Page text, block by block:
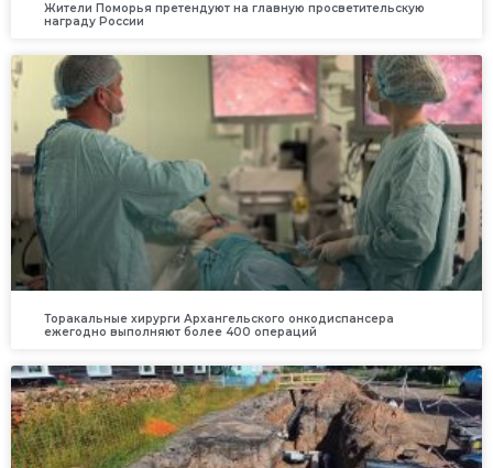
Жители Поморья претендуют на главную просветительскую
награду России
Торакальные хирурги Архангельского онкодиспансера
ежегодно выполняют более 400 операций